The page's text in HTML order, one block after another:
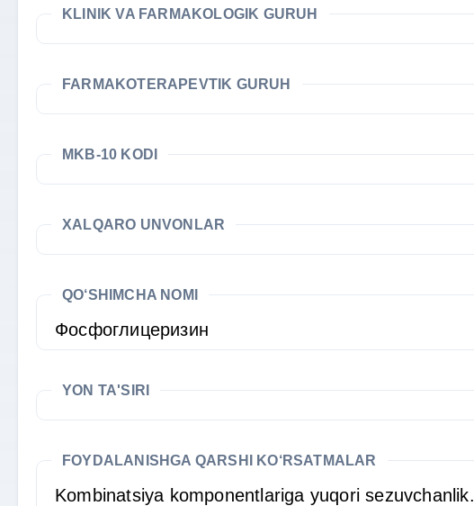
KLINIK VA FARMAKOLOGIK GURUH
FARMAKOTERAPEVTIK GURUH
MKB-10 KODI
XALQARO UNVONLAR
QO‘SHIMCHA NOMI
Фосфоглицеризин
YON TA'SIRI
FOYDALANISHGA QARSHI KO‘RSATMALAR
Kombinatsiya komponentlariga yuqori sezuvchanlik.